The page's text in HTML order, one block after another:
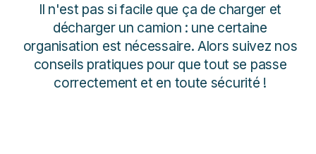
Il n'est pas si facile que ça de charger et
décharger un camion : une certaine
organisation est nécessaire. Alors suivez nos
conseils pratiques pour que tout se passe
correctement et en toute sécurité !